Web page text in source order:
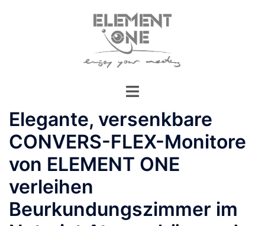
Elegante, versenkbare
CONVERS-FLEX-Monitore
von ELEMENT ONE
verleihen
Beurkundungszimmer im